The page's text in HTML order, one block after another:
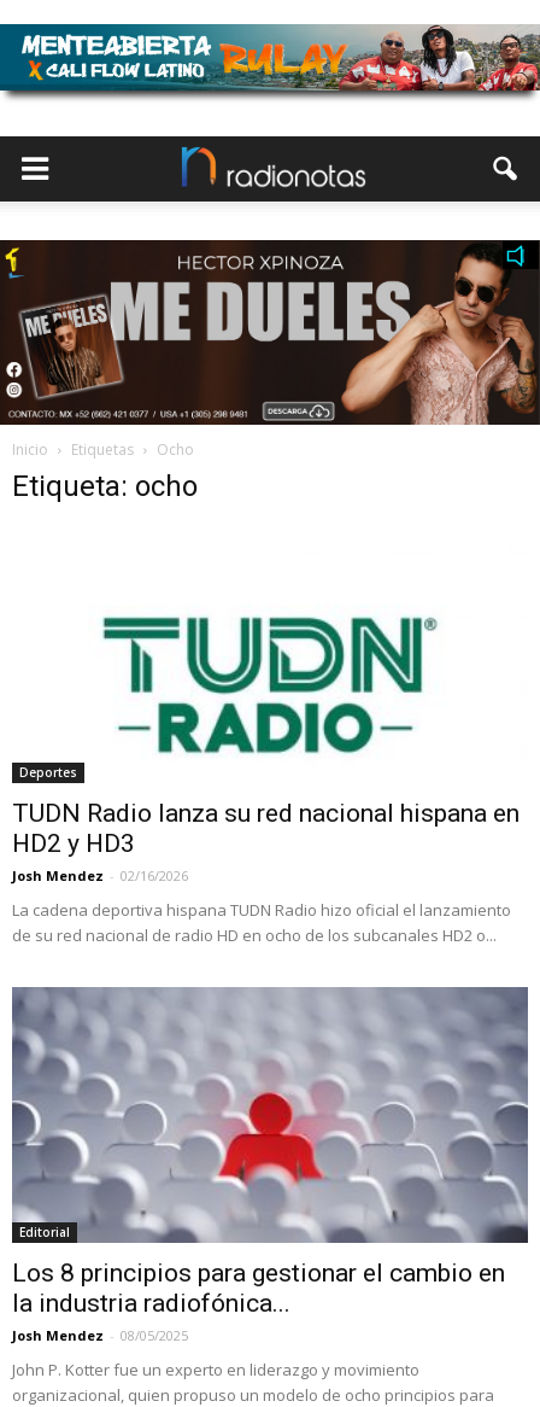
Inicio Etiquetas Ocho
Etiqueta: ocho
Deportes
TUDN Radio lanza su red nacional hispana en
HD2 y HD3
Josh Mendez - 02/16/2026
La cadena deportiva hispana TUDN Radio hizo oficial el lanzamiento
de su red nacional de radio HD en ocho de los subcanales HD2 o...
Editorial
Los 8 principios para gestionar el cambio en
la industria radiofónica...
Josh Mendez - 08/05/2025
John P. Kotter fue un experto en liderazgo y movimiento
organizacional, quien propuso un modelo de ocho principios para